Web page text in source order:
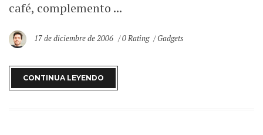
café, complemento ...
17 de diciembre de 2006 0 Rating Gadgets
CONTINUA LEYENDO